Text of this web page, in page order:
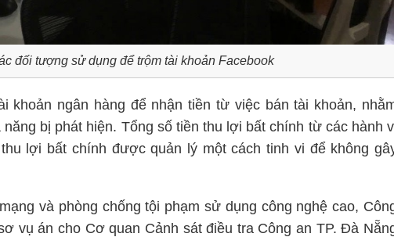
đối tượng sử dụng để trộm tài khoản Facebook
khoản ngân hàng để nhận tiền từ việc bán tài khoản,
bị phát hiện. Tổng số tiền thu lợi bất chính từ các hành
lợi bất chính được quản lý một cách tinh vi để không
và phòng chống tội phạm sử dụng công nghệ cao,
vụ án cho Cơ quan Cảnh sát điều tra Công an TP. Đà